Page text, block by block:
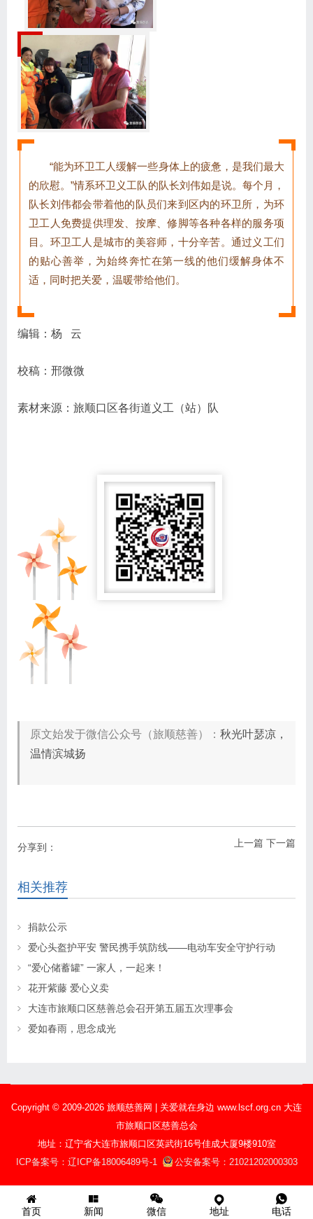
“能为环卫工人缓解一些身体上的疲惫，是我们最大
的欣慰。”情系环卫义工队的队长刘伟如是说。每个月，
队长刘伟都会带着他的队员们来到区内的环卫所，为环
卫工人免费提供理发、按摩、修脚等各种各样的服务项
目。环卫工人是城市的美容师，十分辛苦。通过义工们
的贴心善举，为始终奔忙在第一线的他们缓解身体不
适，同时把关爱，温暖带给他们。
编辑：杨 云
校稿：邢微微
素材来源：旅顺口区各街道义工（站）队
原文始发于微信公众号（旅顺慈善）： 秋光叶瑟凉，
温情滨城扬
上一篇 下一篇
分享到：
相关推荐
捐款公示
爱心头盔护平安 警民携手筑防线——电动车安全守护行动
“爱心储蓄罐” 一家人，一起来！
花开紫藤 爱心义卖
大连市旅顺口区慈善总会召开第五届五次理事会
爱如春雨，思念成光
Copyright © 2009-2026 旅顺慈善网 | 关爱就在身边 www.lscf.org.cn 大连
市旅顺口区慈善总会
地址：辽宁省大连市旅顺口区英武街16号佳成大厦9楼910室
ICP备案号：辽ICP备18006489号-1
公安备案号：21021202000303
首页 新闻 微信 地址 电话